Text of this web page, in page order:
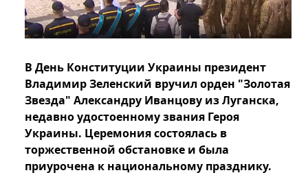
В День Конституции Украины президент
Владимир Зеленский вручил орден "Золотая
Звезда" Александру Иванцову из Луганска,
недавно удостоенному звания Героя
Украины. Церемония состоялась в
торжественной обстановке и была
приурочена к национальному празднику.